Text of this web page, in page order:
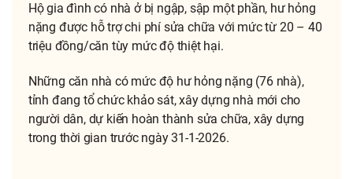
Hộ gia đình có nhà ở bị ngập, sập một phần, hư hỏng
nặng được hỗ trợ chi phí sửa chữa với mức từ 20 – 40
triệu đồng/căn tùy mức độ thiệt hại.
Những căn nhà có mức độ hư hỏng nặng (76 nhà),
tỉnh đang tổ chức khảo sát, xây dựng nhà mới cho
người dân, dự kiến hoàn thành sửa chữa, xây dựng
trong thời gian trước ngày 31-1-2026.